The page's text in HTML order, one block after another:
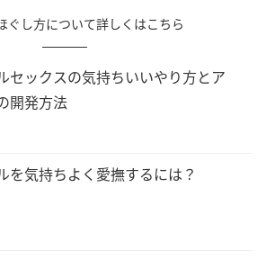
ぐし方について詳しくはこちら
セックスの気持ちいいやり方とア
開発方法
を気持ちよく愛撫するには？